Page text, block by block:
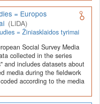
= Europos
(LiDA)
= Žiniasklaidos tyrimai
Social Survey Media
collected in the series
and includes datasets about
media during the fieldwork
according to the media